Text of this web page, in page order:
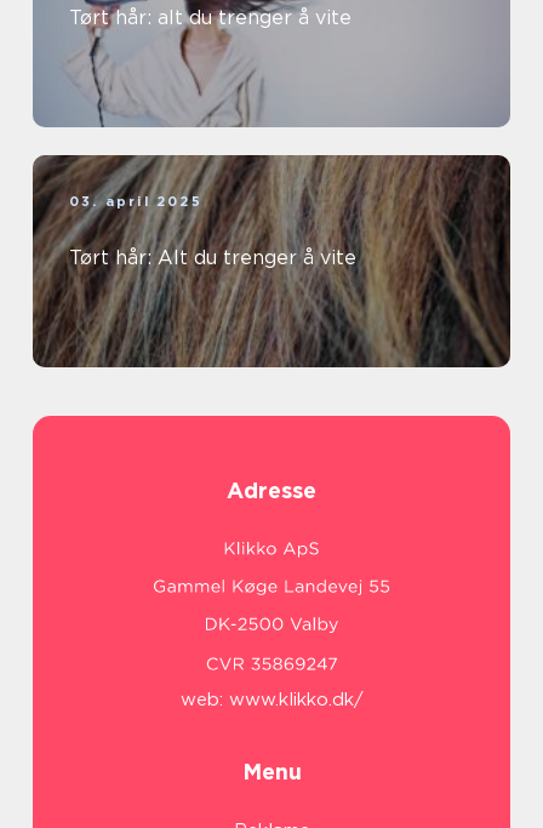
Tørt hår: alt du trenger å vite
03. april 2025
Tørt hår: Alt du trenger å vite
Adresse
web: www.klikko.dk/
Menu